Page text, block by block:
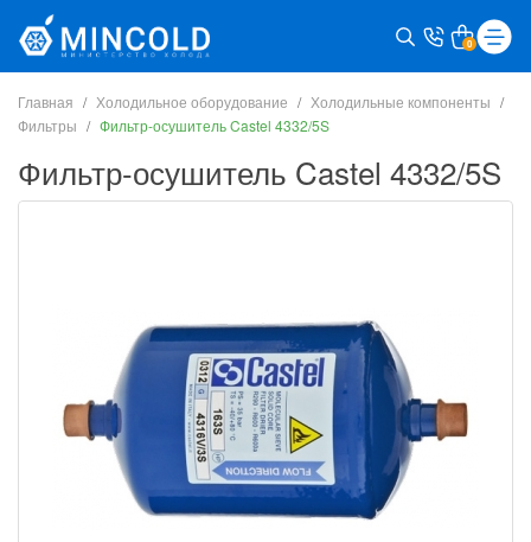
0
Главная Холодильное оборудование
Холодильные компоненты
Фильтры
Фильтр-осушитель Castel 4332/5S
Фильтр-осушитель Castel 4332/5S